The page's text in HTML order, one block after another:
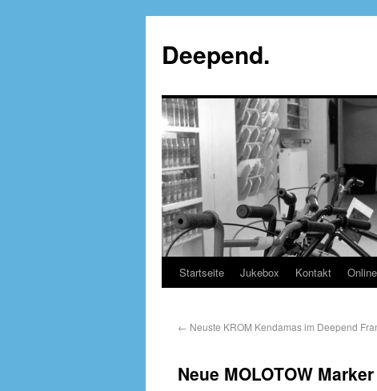
Deepend.
Startseite Jukebox Kontakt
← Neuste KROM Kendamas im Deepend
Neue MOLOTOW